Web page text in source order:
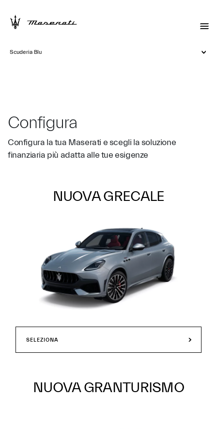
Scuderia Blu
Configura
Configura la tua Maserati e scegli la soluzione
finanziaria più adatta alle tue esigenze
NUOVA GRECALE
SELEZIONA
NUOVA GRANTURISMO